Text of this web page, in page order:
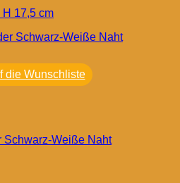
H 17,5 cm
die Wunschliste
Schwarz-Weiße Naht